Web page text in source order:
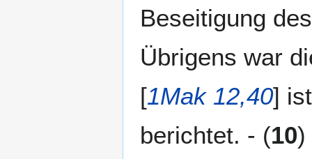
Beseitigung
Übrigens war
[1Mak 12,40]
berichtet. - (10)